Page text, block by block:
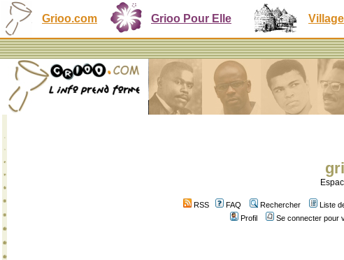
Grioo.com Grioo Pour Elle Village
RSS FAQ Rechercher Liste
Profil
Se connecter pour